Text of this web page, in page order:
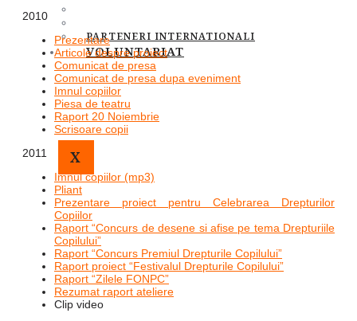
PARTENERI INTERNATIONALI
VOLUNTARIAT
X
2010
Prezentare
Articole despre proiect
Comunicat de presa
Comunicat de presa dupa eveniment
Imnul copiilor
Piesa de teatru
Raport 20 Noiembrie
Scrisoare copii
2011
Imnul copiilor (mp3)
Pliant
Prezentare proiect pentru Celebrarea Drepturilor
Copiilor
Raport “Concurs de desene si afise pe tema Drepturiile
Copilului”
Raport “Concurs Premiul Drepturile Copilului”
Raport proiect “Festivalul Drepturile Copilului”
Raport “Zilele FONPC”
Rezumat raport ateliere
Clip video